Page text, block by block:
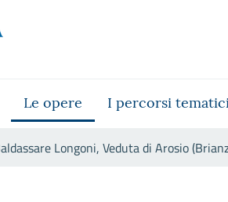
Le opere I percorsi
Longoni, Veduta di Arosio